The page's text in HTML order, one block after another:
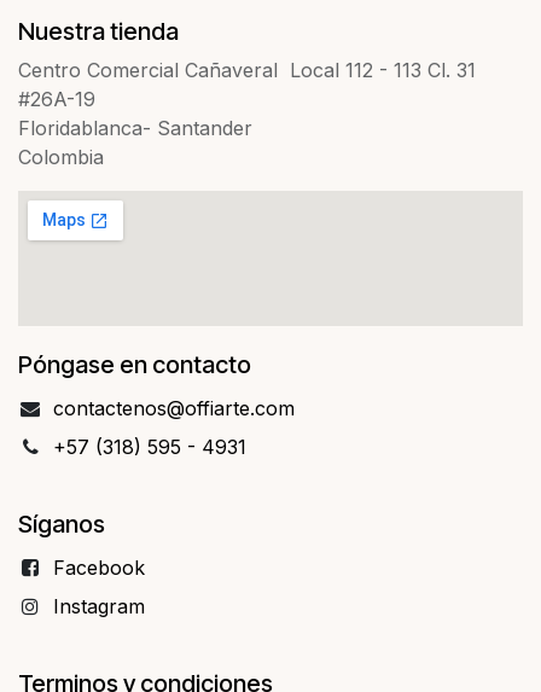
Nuestra tienda
Centro Comercial Cañaveral Local 112 - 113 Cl. 31
#26A-19
Floridablanca- Santander
Colombia
Póngase en contacto
contact​​enos@offiarte.com
+57 (318) 595 - 4931
Síganos
Facebo​​ok
Instagram
Terminos y condiciones